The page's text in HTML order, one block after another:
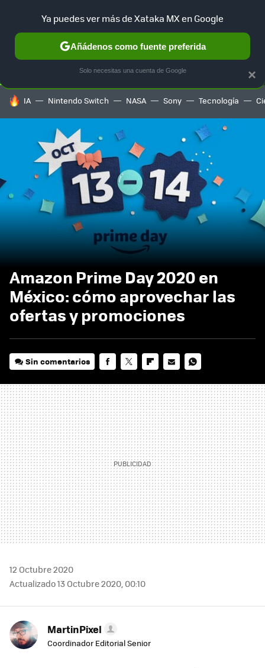
SELECCIÓN GAMING HOME AUTO TERRITORIO
HOY SE HABLA DE
IA Nintendo Switch NASA Sony Tecnología
Amazon Prime Day 2020 en
México: cómo aprovechar las
ofertas y promociones
Sin comentarios
MAIL
12 Octubre 2020
Actualizado 13 Octubre 2020, 00:10
MartinPixel
Coordinador Editorial Senior
×
Ya puedes ver más de Xataka MX en Google
Añádenos como fuente preferida
Solo necesitas una cuenta de Google